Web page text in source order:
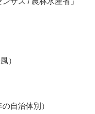
）
自治体別）